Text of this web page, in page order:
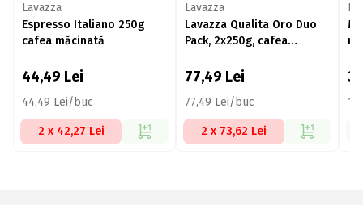
Lavazza
Espresso Italiano 250g
cafea măcinată
44,49 Lei
44,49 Lei/buc
2 x 42,27 Lei
Lavazza
Lavazza Qualita Oro Duo
Pack, 2x250g, cafea
77,49 Lei
77,49 Lei/buc
2 x 73,62 Lei